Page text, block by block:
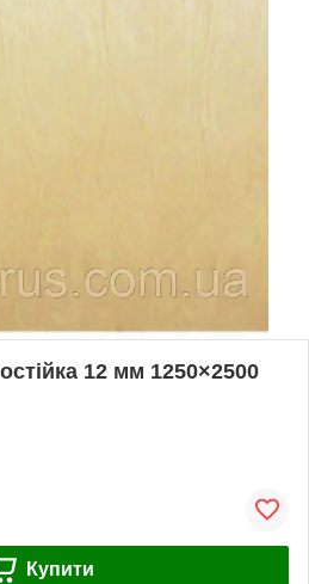
12 мм 1250×2500
Купити